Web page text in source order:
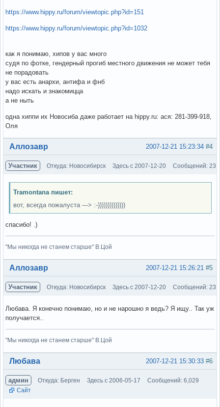
https://www.hippy.ru/forum/viewtopic.php?id=151
https://www.hippy.ru/forum/viewtopic.php?id=1032
как я понимаю, хипов у вас много
судя по фотке, гендерный прогиб местного движения не может тебя
не порадовать
у вас есть анархи, антифа и фнб
надо искать и знакомицца
а не ныть
одна хиппи их Новосиба даже работает на hippy.ru: ася: 281-399-918,
Оля
Вне форума #4
2007-12-21 15:23:34
Аллозавр
Участник Откуда: Новосибирск Здесь с 2007-12-20 Сообщений: 23
Tramontana пишет:
вот, всегда пожалуста ---> :-))))))))))))))
спасибо! .)
"Мы никогда не станем старше" В.Цой
Вне форума #5
2007-12-21 15:26:21
Аллозавр
Участник Откуда: Новосибирск Здесь с 2007-12-20 Сообщений: 23
Любава. Я конечно понимаю, но и не нарошно я ведь? Я ищу.. Так уж
получается..
"Мы никогда не станем старше" В.Цой
Вне форума #6
2007-12-21 15:30:33
Любава
админ Откуда: Берген Здесь с 2006-05-17
Сообщений: 6,029
Сайт